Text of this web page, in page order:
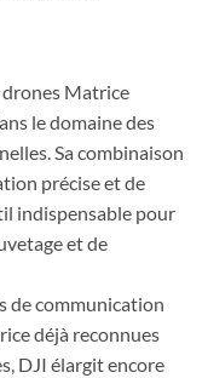
Matrice
le domaine des
Sa combinaison
précise et de
indispensable pour
et de
de communication
déjà reconnues
DJI élargit encore